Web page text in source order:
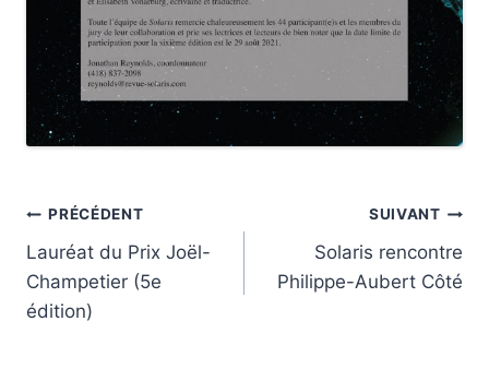
Navigation
de
l’article
PRÉCÉDENT
Lauréat du Prix Joël-
Champetier (5e
édition)
SUIVANT
Solaris rencontre
Philippe-Aubert Côté